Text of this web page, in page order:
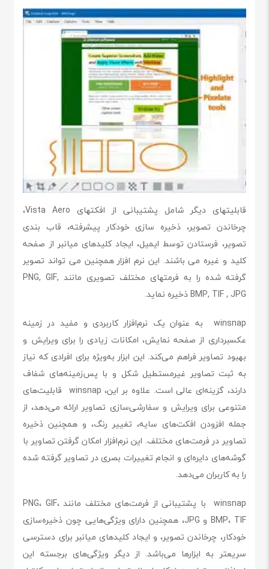
قابلیتهای دیگر شامل پشتیبانی از افکتهای Vista Aero،
چرخاندن تصویر، ذخیره سازی خودکار پیشرفته، قاب بندی
تصویر، فرستادن توسط ایمیل، ایجاد کلیدهای میانبر از صفحه
کلید و غیره می باشند. این نرم افزار همچنین می تواند تصویر
گرفته شده را به فرمتهای مختلف تصویری مانند PNG, GIF,
BMP, TIF , JPG ذخیره نماید.
winsnap به عنوان یک نرم‌افزار کاربردی و مفید در زمینه
عکسبرداری از صفحه نمایش، امکانات زیادی را برای ویرایش و
بهبود تصاویر فراهم می‌کند. این ابزار به‌ویژه برای افرادی که نیاز
به ثبت تصاویر غیرمستطیل شکل و با پس‌زمینه‌های شفاف
دارند، گزینه‌ای عالی است. علاوه بر این، winsnap قابلیت‌های
متنوعی برای ویرایش و سفارشی‌سازی تصاویر ارائه می‌دهد، از
جمله افزودن افکت‌های سایه، تغییر رنگ، و همچنین ذخیره
تصاویر در فرمت‌های مختلف. این نرم‌افزار امکان گرفتن تصاویر با
گوشه‌های دایره‌ای و انجام تغییرات بصری در تصاویر گرفته شده
را به کاربران می‌دهد.
winsnap با پشتیبانی از فرمت‌های مختلف مانند PNG، GIF،
BMP، TIF و JPG، همچنین دارای ویژگی‌هایی چون ذخیره‌سازی
خودکار، چرخاندن تصویر، و ایجاد کلیدهای میانبر برای دسترسی
سریعتر به ابزارها می‌باشد. از دیگر ویژگی‌های برجسته این